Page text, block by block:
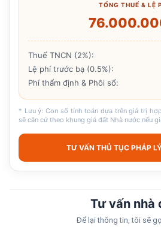
TỔNG THUẾ & LỆ
Thuế TNCN (2%):
Lệ phí trước bạ (0.5%):
Phí thẩm định & Phôi sổ:
* Lưu ý: Con số tính toán dựa trên giá trị
sẽ căn cứ theo khung giá đất Nhà nước nếu
TƯ VẤN THỦ TỤC PHÁP
Tư vấn nhà
Để lại thông tin, tôi sẽ